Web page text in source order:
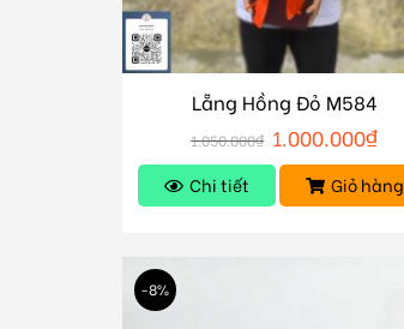
Lẵng Hồng Đỏ M584
1.050.000₫ 1.000.000₫
Chi tiết Giỏ hàng
-8%